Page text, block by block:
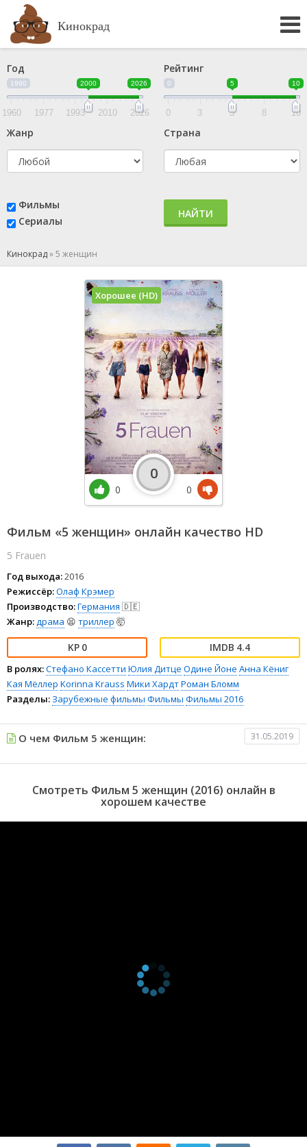
Кинокрад
Год
1960 2000 2026
1960 1977 1993 2010 2026
Рейтинг
0 5 10
0 3 5 8 10
Жанр Страна
Фильмы
Сериалы
НАЙТИ
Кинокрад»5 женщин
Фильм «5 женщин» онлайн качество HD
5 Frauen
Год выхода:2016
Режиссёр:Олаф Крэмер
Производство:Германия 🇩🇪
Жанр:драма 😫 триллер 🤯
0 4.4
В ролях:Стефано Кассетти Юлия Дитце Одине Йоне Анна Кёниг
Кая Мёллер Korinna Krauss Мики ХардтРоман Бломм
Разделы: Зарубежные фильмы Фильмы Фильмы 2016
Хорошее (HD)
0
0
0
О чем Фильм 5 женщин: 31.05.2019
Смотреть Фильм 5 женщин (2016) онлайн в
хорошем качестве